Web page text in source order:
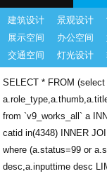
建筑设计 景观设计
展示空间
办公空间
交通空间
灯光设计
SELECT * FROM
from `v9_works_all` a
catid in(4348) INNER
where (a.status=99 or
desc,a.inputtime desc